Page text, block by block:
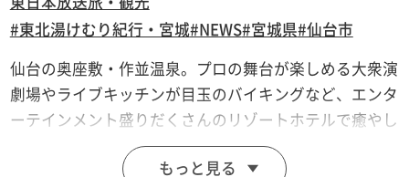
#東北湯けむり紀行・宮城#NEWS#宮城県#仙台市
仙台の奥座敷・作並温泉。プロの舞台が楽しめる大衆演
劇場やライブキッチンが目玉のバイキングなど、エンタ
ーテインメント盛りだくさんのリゾートホテルで癒やし
旅。午年の今年、ぜひ参拝したい寺院も紹介します。
もっと見る